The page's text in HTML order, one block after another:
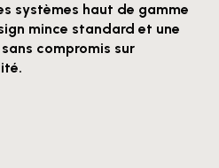
systèmes haut de gamme
mince standard et une
compromis sur